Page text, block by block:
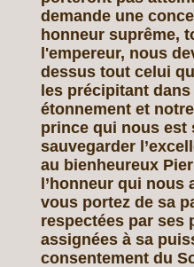
demande une
honneur suprême,
l'empereur, nous
dessus tout celui
les précipitant
étonnement et
prince qui nous est
sauvegarder
au bienheureux
l’honneur qui
vous portez de sa
respectées par ses
assignées à sa
consentement du